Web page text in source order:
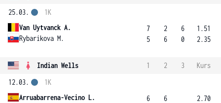
25.03.
Van Uytvanck A.
Rybarikova M.
1K
7
5
2
6
6
0
1.51
2.35
Indian Wells 1 2 3
Kurs
12.03.
Arruabarrena-Vecino L.
1K
6
6
2.70